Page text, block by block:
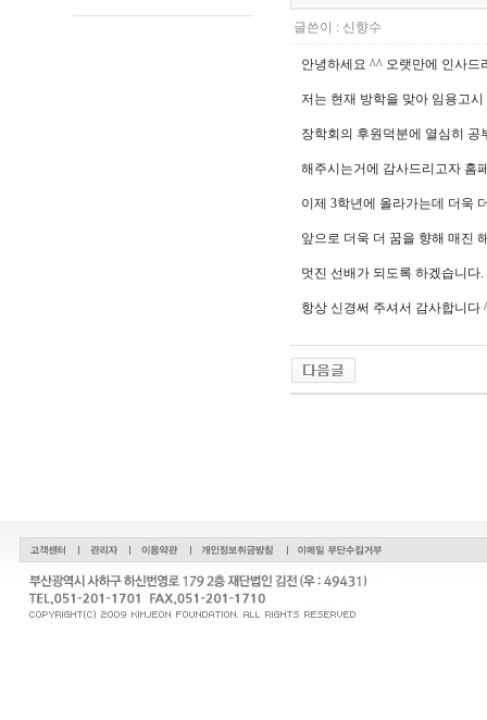
글쓴이 : 신향수
안녕하세요 ^^ 오랫만에 인사드
저는 현재 방학을 맞아 임용고
장학회의 후원덕분에 열심히 공
해주시는거에 감사드리고자 홈
이제 3학년에 올라가는데 더욱
앞으로 더욱 더 꿈을 향해 매진
멋진 선배가 되도록 하겠습니다.
항상 신경써 주셔서 감사합니다